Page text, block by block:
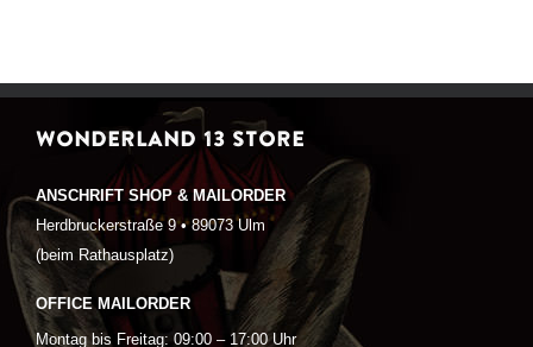
WONDERLAND 13 STORE
ANSCHRIFT SHOP & MAILORDER
Herdbruckerstraße 9 • 89073 Ulm
(beim Rathausplatz)
OFFICE MAILORDER
Montag bis Freitag: 09:00 – 17:00 Uhr